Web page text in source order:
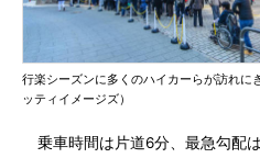
行楽シーズンに多くのハイカーらが訪れに
ッティイメージズ）
乗車時間は片道6分、最急勾配